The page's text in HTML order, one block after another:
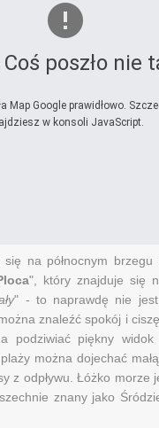
Coś poszło nie
Map Google prawidłowo.
w konsoli JavaScript.
się na północnym
", który znajduje się
" - to naprawdę nie
znaleźć spokój i
podziwiać piękny
można dojechać
z odpływu. Łóżko morze
znany jako